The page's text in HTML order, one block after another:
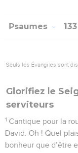
Psaumes 133
Seuls les Évangiles sont
Glorifiez le
serviteurs
1 Cantique pour la
David. Oh ! Quel
bonheur que d’être